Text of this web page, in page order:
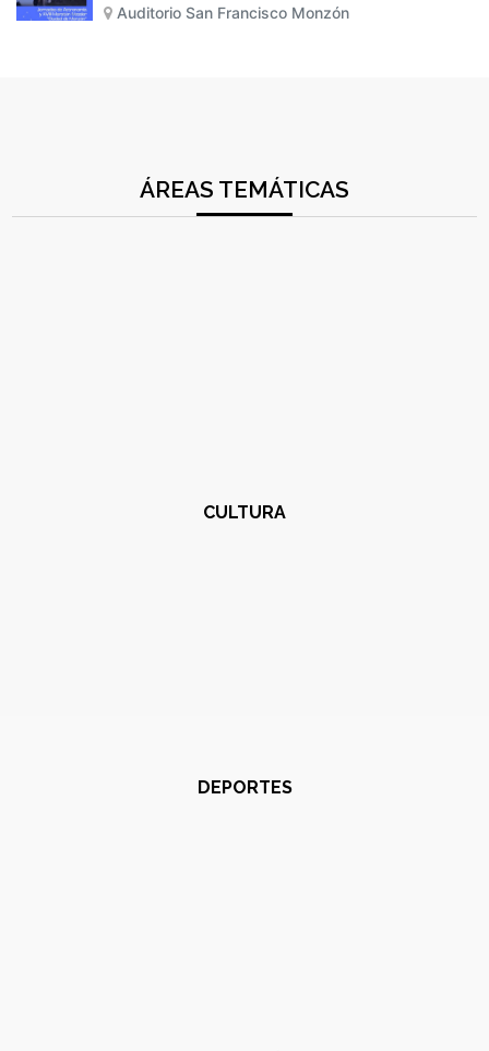
Auditorio San Francisco Monzón
ÁREAS TEMÁTICAS
CULTURA
DEPORTES